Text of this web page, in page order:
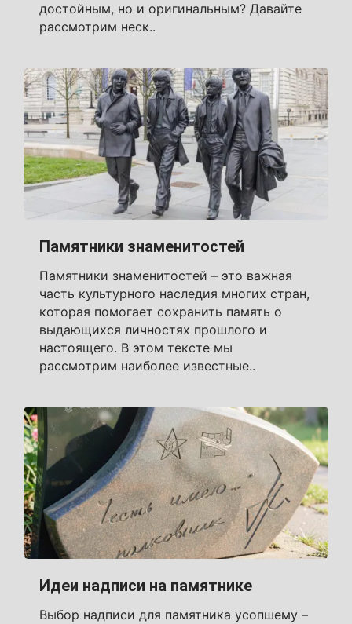
достойным, но и оригинальным? Давайте
рассмотрим неск..
Памятники знаменитостей
Памятники знаменитостей – это важная
часть культурного наследия многих стран,
которая помогает сохранить память о
выдающихся личностях прошлого и
настоящего. В этом тексте мы
рассмотрим наиболее известные..
Идеи надписи на памятнике
Выбор надписи для памятника усопшему –